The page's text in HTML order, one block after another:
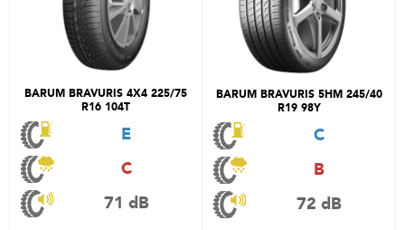
BARUM BRAVURIS 4X4 225/75
R16 104T
E
C
71 dB
BARUM BRAVURIS 5HM 245/40
R19 98Y
C
B
72 dB